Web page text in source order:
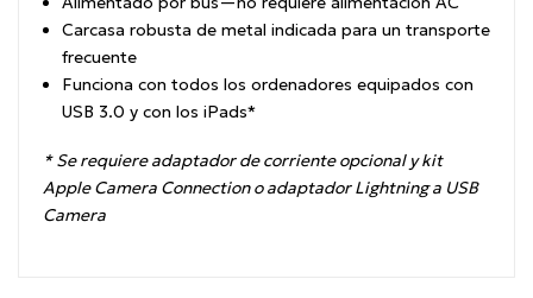
Carcasa robusta de metal indicada para un transporte
frecuente
Funciona con todos los ordenadores equipados con
USB 3.0 y con los iPads*
*Se requiere adaptador de corriente opcional y kit
Apple Camera Connection o adaptador Lightning a USB
Camera